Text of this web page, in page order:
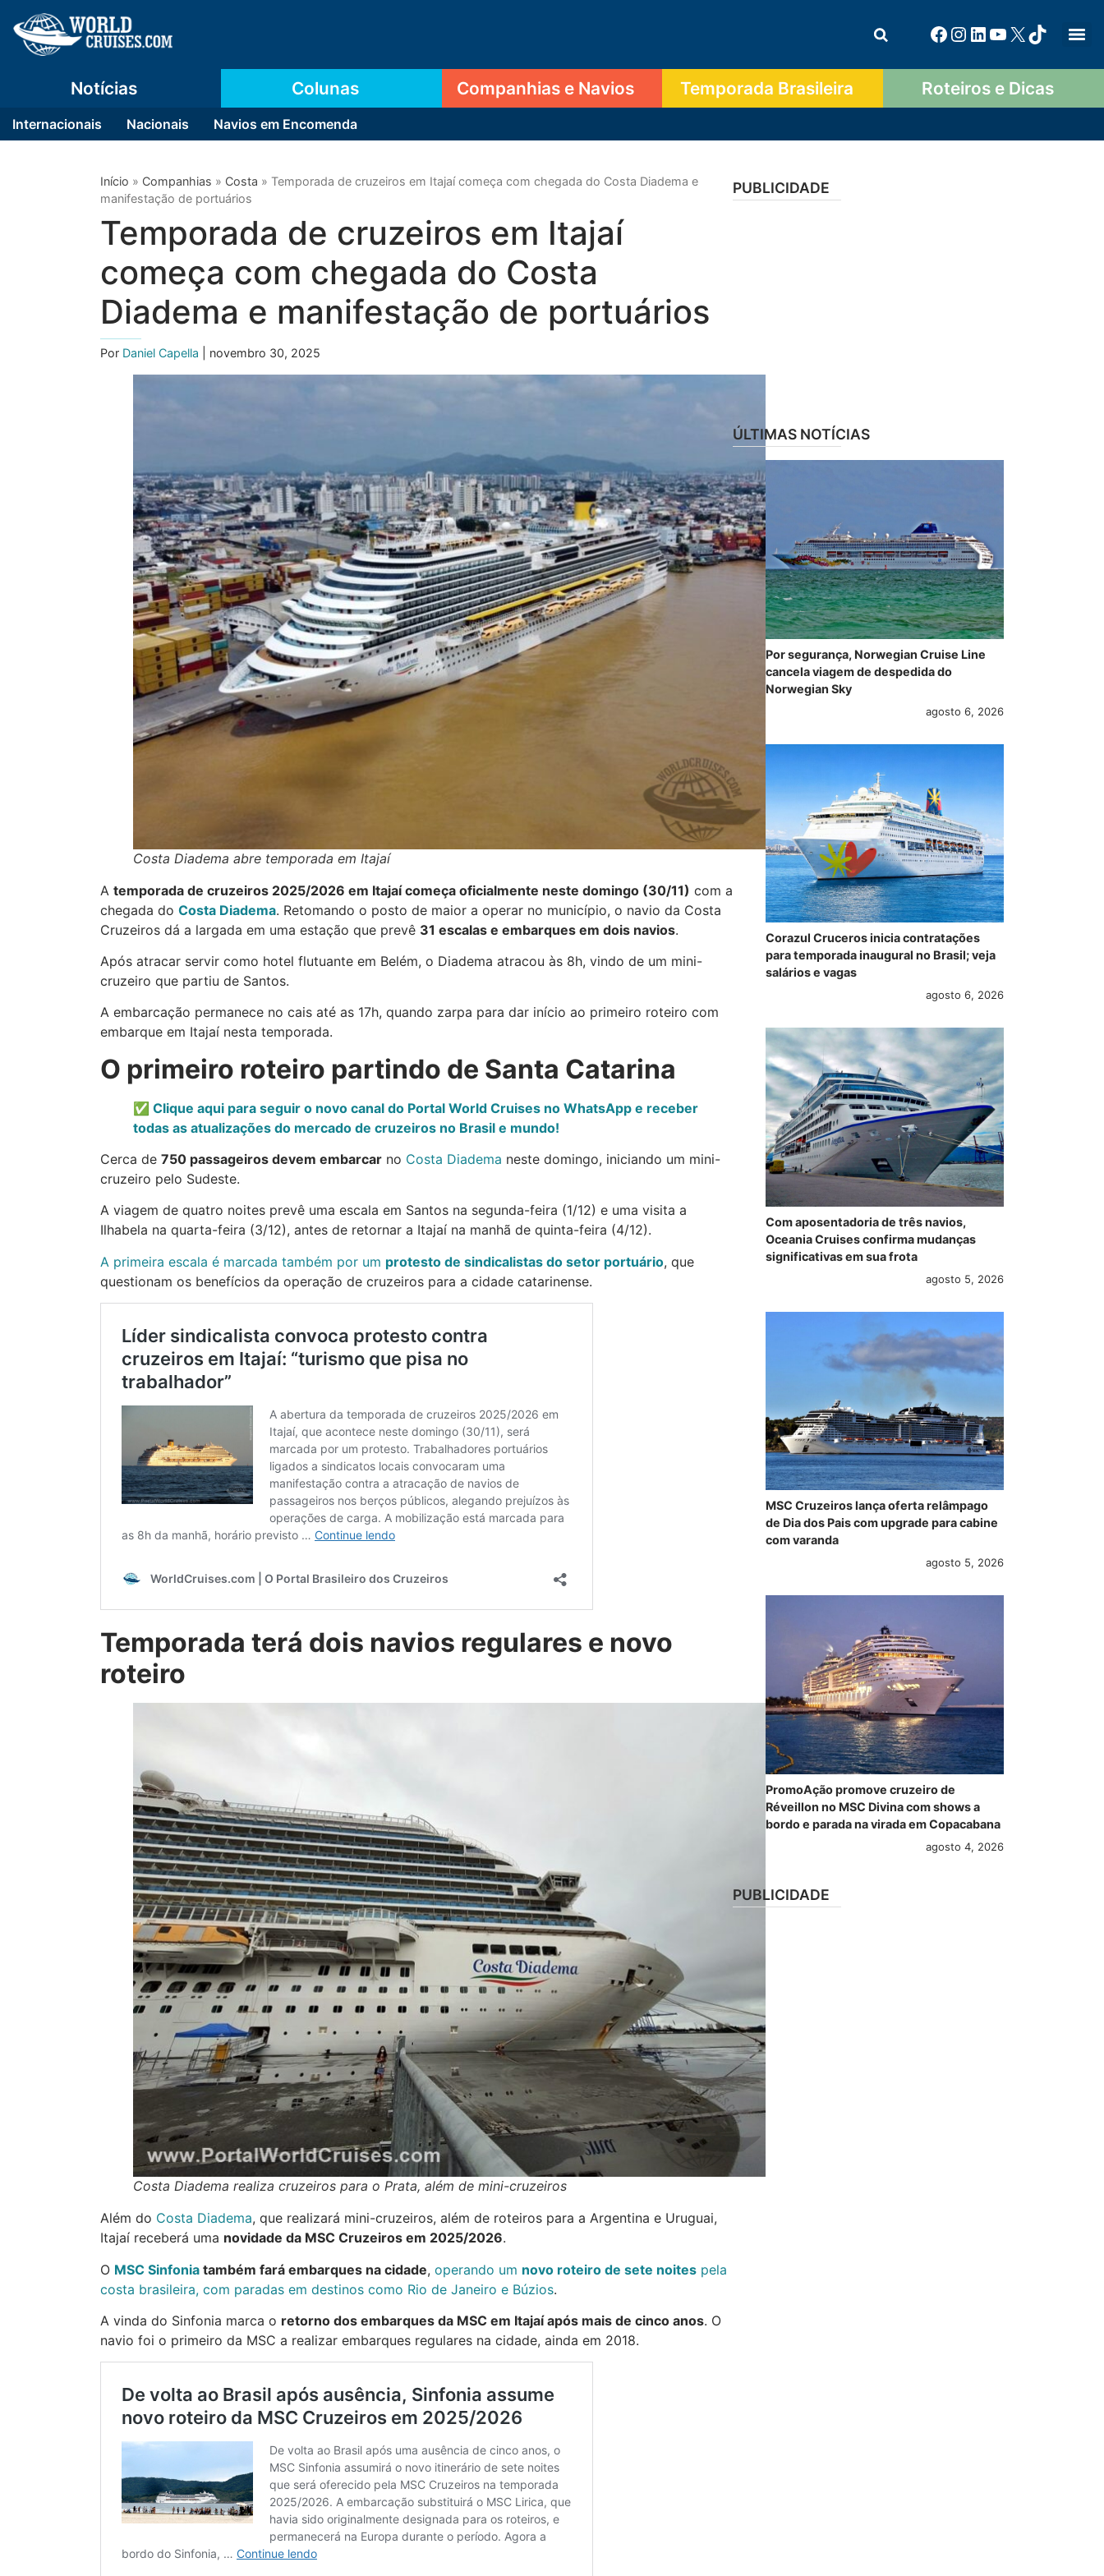
Notícias
Internacionais Nacionais Navios em Encomenda
Colunas Companhias e Navios Temporada Brasileira Roteiros e Dicas
Início » Companhias » Costa » Temporada de cruzeiros em Itajaí começa com chegada do Costa Diadema e
manifestação de portuários
Temporada de cruzeiros em Itajaí
começa com chegada do Costa
Diadema e manifestação de portuários
Por Daniel Capella | novembro 30, 2025
Costa Diadema abre temporada em Itajaí
A temporada de cruzeiros 2025/2026 em Itajaí começa oficialmente neste domingo (30/11) com a
chegada do Costa Diadema. Retomando o posto de maior a operar no município, o navio da Costa
Cruzeiros dá a largada em uma estação que prevê 31 escalas e embarques em dois navios.
Após atracar servir como hotel flutuante em Belém, o Diadema atracou às 8h, vindo de um mini-
cruzeiro que partiu de Santos.
A embarcação permanece no cais até as 17h, quando zarpa para dar início ao primeiro roteiro com
embarque em Itajaí nesta temporada.
O primeiro roteiro partindo de Santa Catarina
✅ Clique aqui para seguir o novo canal do Portal World Cruises no WhatsApp e receber
todas as atualizações do mercado de cruzeiros no Brasil e mundo!
Cerca de 750 passageiros devem embarcar no Costa Diadema neste domingo, iniciando um mini-
cruzeiro pelo Sudeste.
A viagem de quatro noites prevê uma escala em Santos na segunda-feira (1/12) e uma visita a
Ilhabela na quarta-feira (3/12), antes de retornar a Itajaí na manhã de quinta-feira (4/12).
A primeira escala é marcada também por um protesto de sindicalistas do setor portuário, que
questionam os benefícios da operação de cruzeiros para a cidade catarinense.
Temporada terá dois navios regulares e novo
roteiro
Costa Diadema realiza cruzeiros para o Prata, além de mini-cruzeiros
Além do Costa Diadema, que realizará mini-cruzeiros, além de roteiros para a Argentina e Uruguai,
Itajaí receberá uma novidade da MSC Cruzeiros em 2025/2026.
O MSC Sinfonia também fará embarques na cidade, operando um novo roteiro de sete noites pela
costa brasileira, com paradas em destinos como Rio de Janeiro e Búzios.
A vinda do Sinfonia marca o retorno dos embarques da MSC em Itajaí após mais de cinco anos. O
navio foi o primeiro da MSC a realizar embarques regulares na cidade, ainda em 2018.
PUBLICIDADE
ÚLTIMAS NOTÍCIAS
Por segurança, Norwegian Cruise Line
cancela viagem de despedida do
Norwegian Sky
agosto 6, 2026
Corazul Cruceros inicia contratações
para temporada inaugural no Brasil; veja
salários e vagas
agosto 6, 2026
Com aposentadoria de três navios,
Oceania Cruises confirma mudanças
significativas em sua frota
agosto 5, 2026
MSC Cruzeiros lança oferta relâmpago
de Dia dos Pais com upgrade para cabine
com varanda
agosto 5, 2026
PromoAção promove cruzeiro de
Réveillon no MSC Divina com shows a
bordo e parada na virada em Copacabana
agosto 4, 2026
PUBLICIDADE